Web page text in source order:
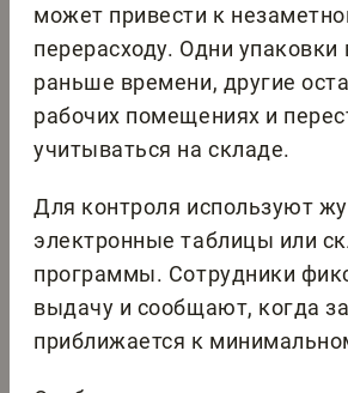
может привести к
перерасходу. Одни
раньше времени, другие
рабочих помещениях и
учитываться на складе.
Для контроля используют
электронные таблицы или
программы. Сотрудники
выдачу и сообщают, когда
приближается к